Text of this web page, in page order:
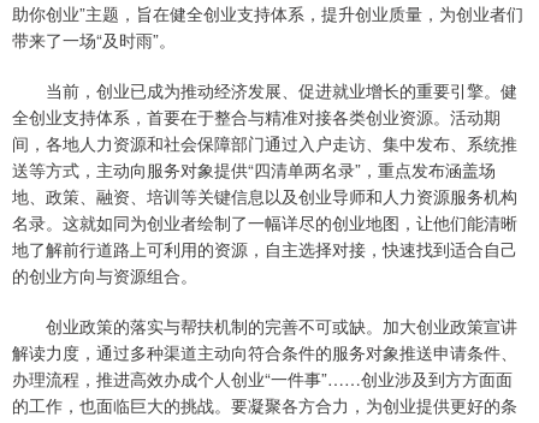
助你创业”主题，旨在健全创业支持体系，提升创业质量，为创业者们
带来了一场“及时雨”。
当前，创业已成为推动经济发展、促进就业增长的重要引擎。健
全创业支持体系，首要在于整合与精准对接各类创业资源。活动期
间，各地人力资源和社会保障部门通过入户走访、集中发布、系统推
送等方式，主动向服务对象提供“四清单两名录”，重点发布涵盖场
地、政策、融资、培训等关键信息以及创业导师和人力资源服务机构
名录。这就如同为创业者绘制了一幅详尽的创业地图，让他们能清晰
地了解前行道路上可利用的资源，自主选择对接，快速找到适合自己
的创业方向与资源组合。
创业政策的落实与帮扶机制的完善不可或缺。加大创业政策宣讲
解读力度，通过多种渠道主动向符合条件的服务对象推送申请条件、
办理流程，推进高效办成个人创业“一件事”……创业涉及到方方面面
的工作，也面临巨大的挑战。要凝聚各方合力，为创业提供更好的条